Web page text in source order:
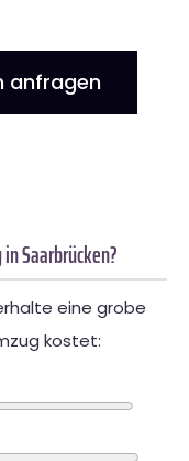
anfragen
Saarbrücken?
eine grobe
kostet: